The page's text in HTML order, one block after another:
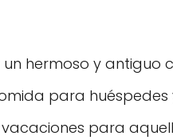
hermoso y
para
para